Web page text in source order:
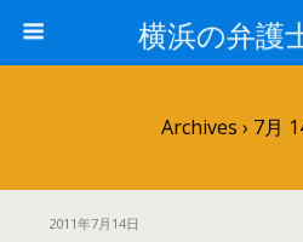
横浜の弁護
Archives › 7月
2011年7月14日